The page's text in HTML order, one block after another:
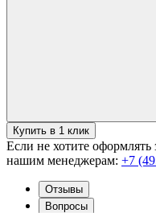
Купить в 1 клик
Если не хотите оформлять
нашим менеджерам: +7
Отзывы
Вопросы